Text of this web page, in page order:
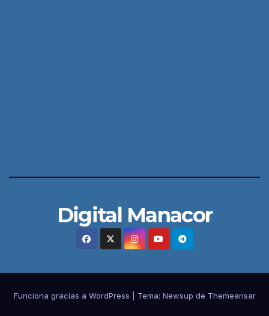
Digital Manacor
Funciona gracias a WordPress Tema: Newsup de Themeansar